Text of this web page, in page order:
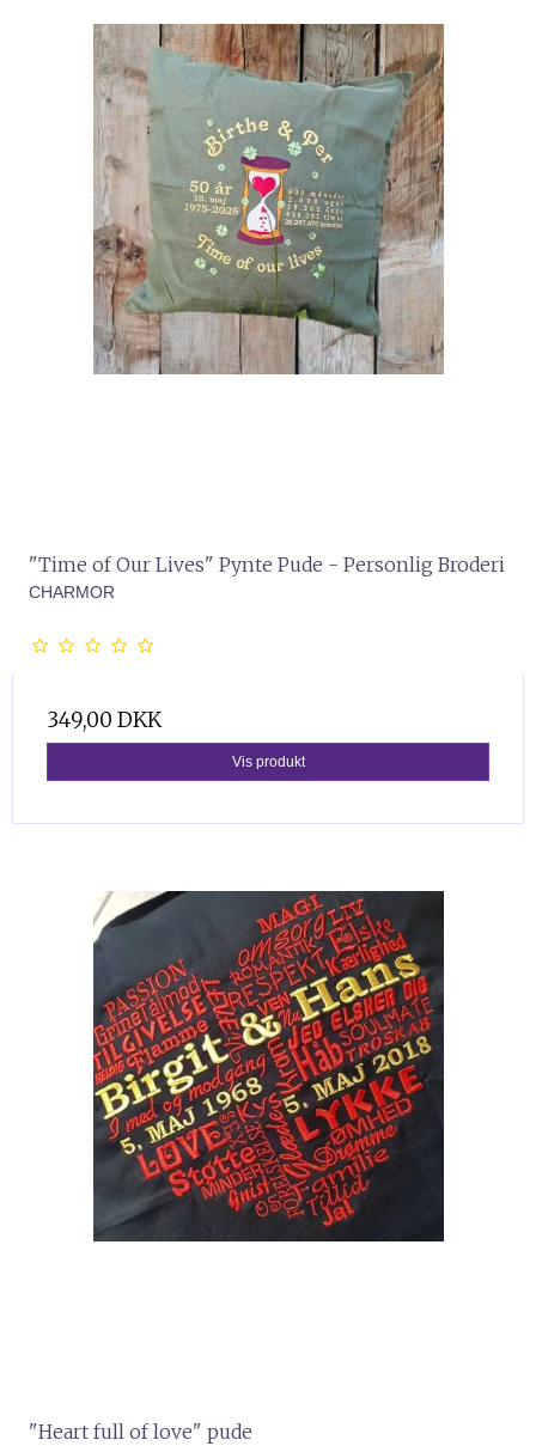
"Time of Our Lives" Pynte Pude - Personlig Broderi
CHARMOR
349,00 DKK
Vis produkt
"Heart full of love" pude